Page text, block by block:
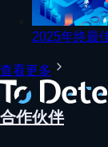
2025年终最
查看更多
合作伙伴